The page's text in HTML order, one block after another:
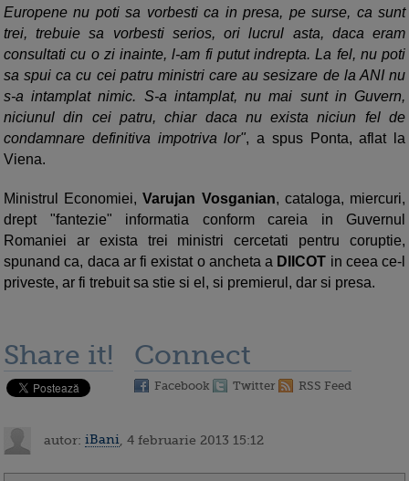
Europene nu poti sa vorbesti ca in presa, pe surse, ca sunt
trei, trebuie sa vorbesti serios, ori lucrul asta, daca eram
consultati cu o zi inainte, l-am fi putut indrepta. La fel, nu poti
sa spui ca cu cei patru ministri care au sesizare de la ANI nu
s-a intamplat nimic. S-a intamplat, nu mai sunt in Guvern,
niciunul din cei patru, chiar daca nu exista niciun fel de
condamnare definitiva impotriva lor", a spus Ponta, aflat la
Viena.
Ministrul Economiei,Varujan Vosganian, cataloga, miercuri,
drept "fantezie" informatia conform careia in Guvernul
Romaniei ar exista trei ministri cercetati pentru coruptie,
spunand ca, daca ar fi existat o ancheta a DIICOT in ceea ce-l
priveste, ar fi trebuit sa stie si el, si premierul, dar si presa.
Share it! Connect
Facebook Twitter RSS Feed
autor: iBani , 4 februarie 2013 15:12